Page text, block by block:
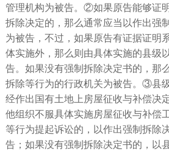
管理机构为被告。②如果原告能够证
拆除决定的，那么通常应当以作出强
为被告，不过，如果原告有证据证明
体实施外，那么则由具体实施的县级
告。如果没有强制拆除决定书的，那
拆除等行为的行政机关为被告。③县
经作出国有土地上房屋征收与补偿决
他组织不服具体实施房屋征收与补偿
等行为提起诉讼的，以作出强制拆除
告；如果没有强制拆除决定书的，以